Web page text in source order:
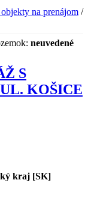
na prenájom /
neuvedené
S
KOŠICE
kraj [SK]